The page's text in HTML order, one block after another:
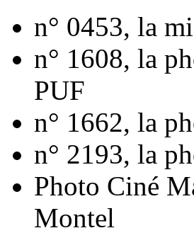
n° 0453, la
n° 1608, la
PUF
n° 1662, la
n° 2193, la
Photo Ciné
Montel